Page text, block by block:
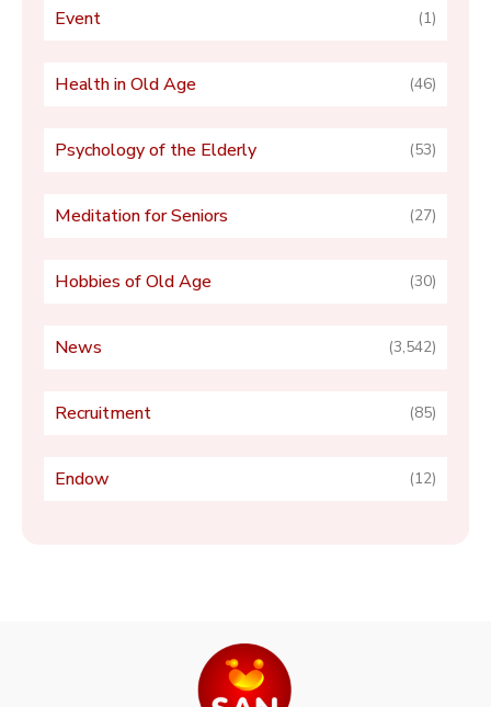
Event (1)
Health in Old Age (46)
Psychology of the Elderly (53)
Meditation for Seniors (27)
Hobbies of Old Age (30)
News (3,542)
Recruitment (85)
Endow (12)